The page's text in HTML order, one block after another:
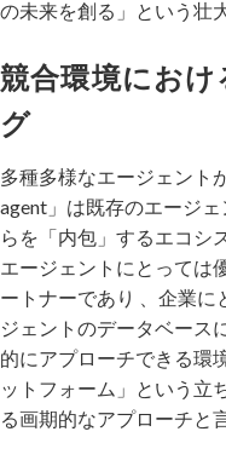
の未来を創る」という壮
競合環境にお
グ
多種多様なエージェント
agent」は既存のエージ
らを「内包」するエコシ
エージェントにとっては
ートナーであり 、企業
ジェントのデータベース
的にアプローチできる環
ットフォーム」という立
る画期的なアプローチと